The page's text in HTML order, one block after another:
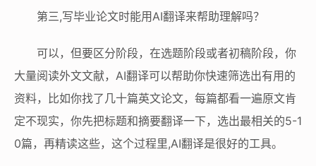
第三,写毕业论文时能用AI翻译来帮助理解吗？
可以，但要区分阶段，在选题阶段或者初稿阶段，你
大量阅读外文文献，AI翻译可以帮助你快速筛选出有用的
资料，比如你找了几十篇英文论文，每篇都看一遍原文肯
定不现实，你先把标题和摘要翻译一下，选出最相关的5-1
0篇，再精读这些，这个过程里,AI翻译是很好的工具。